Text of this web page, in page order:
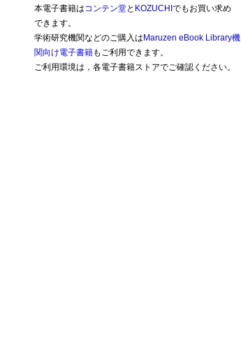
本電子書籍はコンテン堂と KOZUCHI でもお買い求め
できます。
学術研究機関などのご購入は Maruzen eBook Library機
関向け電子書籍もご利用できます。
ご利用環境は，各電子書籍ストアでご確認ください。